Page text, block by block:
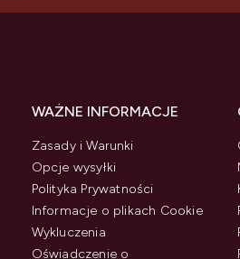
WAŻNE INFORMACJE
Zasady i Warunki
Opcje wysyłki
Polityka Prywatności
Informacje o plikach Cookie
Wykluczenia
Oświadczenie o